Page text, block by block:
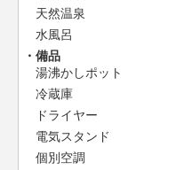
天然温泉
水風呂
備品
湯沸かしポット
冷蔵庫
ドライヤー
電気スタンド
個別空調